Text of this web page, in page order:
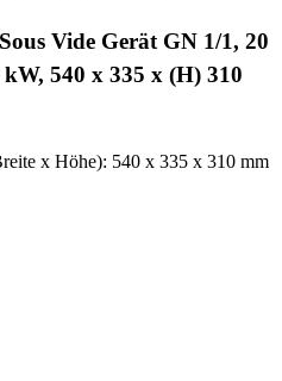
Vide Gerät GN 1/1, 20
540 x 335 x (H) 310
x Höhe): 540 x 335 x 310 mm